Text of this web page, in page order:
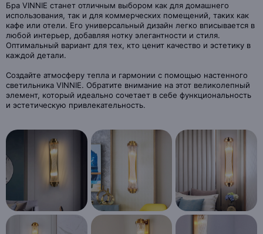
Бра VINNIE станет отличным выбором как для домашнего
использования, так и для коммерческих помещений, таких как
кафе или отели. Его универсальный дизайн легко вписывается в
любой интерьер, добавляя нотку элегантности и стиля.
Оптимальный вариант для тех, кто ценит качество и эстетику в
каждой детали.
Создайте атмосферу тепла и гармонии с помощью настенного
светильника VINNIE. Обратите внимание на этот великолепный
элемент, который идеально сочетает в себе функциональность
и эстетическую привлекательность.